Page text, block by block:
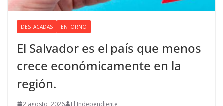
DESTACADAS ENTORNO
El Salvador es el país que menos
crece económicamente en la
región.
2 agosto, 2026 El Independiente